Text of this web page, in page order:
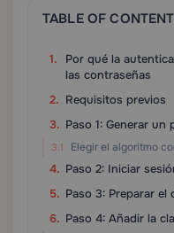
TABLE OF
Por qué la
las contraseñas
Requisitos previos
Paso 1: Generar un
Elegir el algoritmo
Paso 2: Iniciar
Paso 3: Preparar el
Paso 4: Añadir la